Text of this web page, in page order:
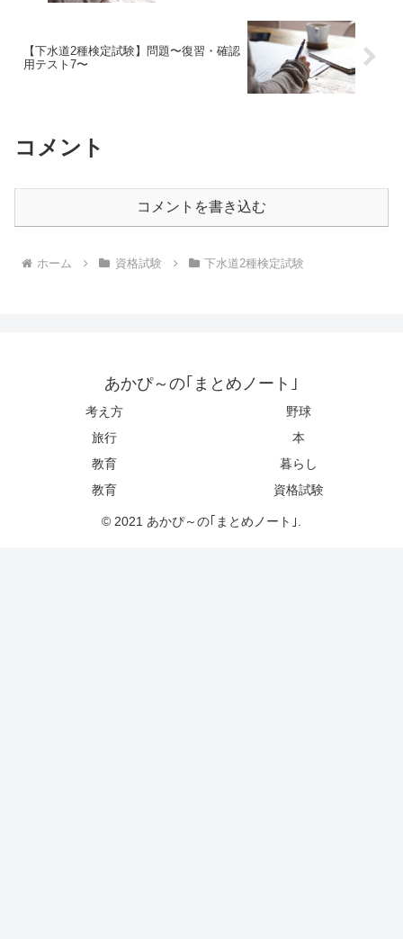
【下水道2種検定試験】問題〜復習・確認
用テスト7〜
コメント
コメントを書き込む
ホーム 資格試験 下水道2種検定試験
あかぴ～の｢まとめノート｣
考え方
野球
旅行
本
教育
暮らし
教育
資格試験
© 2021 あかぴ～の｢まとめノート｣.